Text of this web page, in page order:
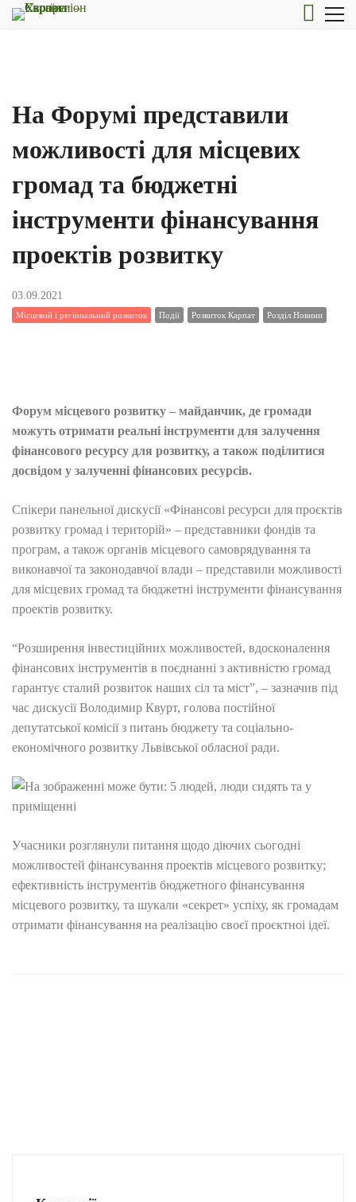
На Форумі представили
можливості для місцевих
громад та бюджетні
інструменти фінансування
проектів розвитку
03.09.2021
Місцевий і регіональний розвиток Події Розвиток Карпат Розділ Новини
Форум місцевого розвитку – майданчик, де громади
можуть отримати реальні інструменти для залучення
фінансового ресурсу для розвитку, а також поділитися
досвідом у залученні фінансових ресурсів.
Спікери панельної дискусії «Фінансові ресурси для проєктів
розвитку громад і територій» – представники фондів та
програм, а також органів місцевого самоврядування та
виконавчої та законодавчої влади – представили можливості
для місцевих громад та бюджетні інструменти фінансування
проектів розвитку.
“Розширення інвестиційних можливостей, вдосконалення
фінансових інструментів в поєднанні з активністю громад
гарантує сталий розвиток наших сіл та міст”, – зазначив під
час дискусії Володимир Квурт, голова постійної
депутатської комісії з питань бюджету та соціально-
економічного розвитку Львівської обласної ради.
Учасники розглянули питання щодо діючих сьогодні
можливостей фінансування проектів місцевого розвитку;
ефективність інструментів бюджетного фінансування
місцевого розвитку, та шукали «секрет» успіху, як громадам
отримати фінансування на реалізацію своєї проєктноі ідеї.